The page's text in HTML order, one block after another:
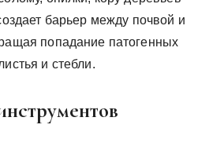
барьер между почвой и
попадание патогенных
и стебли.